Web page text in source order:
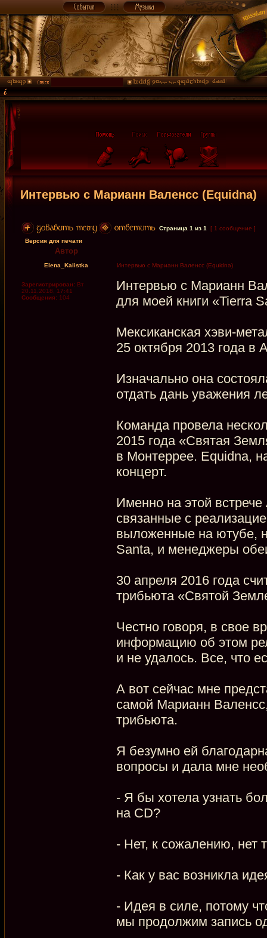
Интервью с Марианн Валенсс (Equidna)
Страница 1 из 1
[ 1 сообщение ]
Версия для печати
Автор
Elena_Kalistka Интервью с Марианн Валенсс (Equidna)
Зарегистрирован: Вт
20.11.2018, 17:41
Сообщения: 104
Интервью с Марианн
для моей книги «Tierra
Мексиканская хэви-
25 октября 2013 года в
Изначально она
отдать дань уважения
Команда провела
2015 года «Святая
в Монтеррее. Equidna,
концерт.
Именно на этой
связанные с
выложенные на ютубе,
Santa, и менеджеры
30 апреля 2016 года
трибьюта «Святой
Честно говоря, в свое
информацию об этом
и не удалось. Все, что
А вот сейчас мне
самой Марианн
трибьюта.
Я безумно ей
вопросы и дала мне
- Я бы хотела узнать
на CD?
- Нет, к сожалению, нет
- Как у вас возникла
- Идея в силе, потому
мы продолжим запись